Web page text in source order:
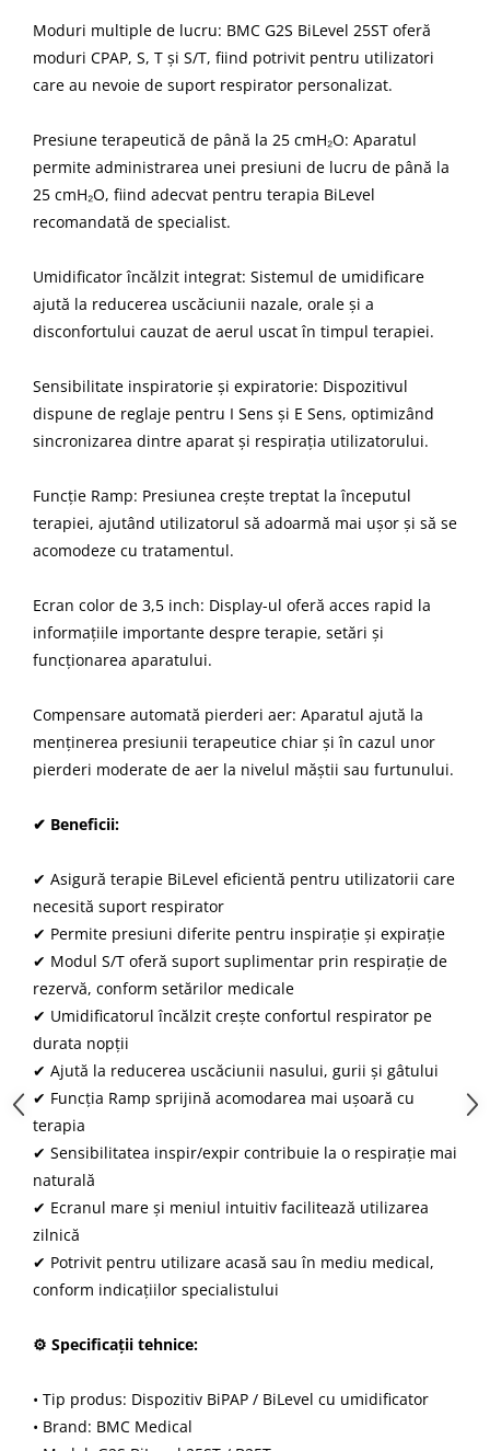
Moduri multiple de lucru: BMC G2S BiLevel 25ST oferă
moduri CPAP, S, T și S/T, fiind potrivit pentru utilizatori
care au nevoie de suport respirator personalizat.
Presiune terapeutică de până la 25 cmH₂O: Aparatul
permite administrarea unei presiuni de lucru de până la
25 cmH₂O, fiind adecvat pentru terapia BiLevel
recomandată de specialist.
Umidificator încălzit integrat: Sistemul de umidificare
ajută la reducerea uscăciunii nazale, orale și a
disconfortului cauzat de aerul uscat în timpul terapiei.
Sensibilitate inspiratorie și expiratorie: Dispozitivul
dispune de reglaje pentru I Sens și E Sens, optimizând
sincronizarea dintre aparat și respirația utilizatorului.
Funcție Ramp: Presiunea crește treptat la începutul
terapiei, ajutând utilizatorul să adoarmă mai ușor și să se
acomodeze cu tratamentul.
Ecran color de 3,5 inch: Display-ul oferă acces rapid la
informațiile importante despre terapie, setări și
funcționarea aparatului.
Compensare automată pierderi aer: Aparatul ajută la
menținerea presiunii terapeutice chiar și în cazul unor
pierderi moderate de aer la nivelul măștii sau furtunului.
✔ Beneficii:
✔ Asigură terapie BiLevel eficientă pentru utilizatorii care
necesită suport respirator
✔ Permite presiuni diferite pentru inspirație și expirație
✔ Modul S/T oferă suport suplimentar prin respirație de
rezervă, conform setărilor medicale
✔ Umidificatorul încălzit crește confortul respirator pe
durata nopții
✔ Ajută la reducerea uscăciunii nasului, gurii și gâtului
✔ Funcția Ramp sprijină acomodarea mai ușoară cu
terapia
✔ Sensibilitatea inspir/expir contribuie la o respirație mai
naturală
✔ Ecranul mare și meniul intuitiv facilitează utilizarea
zilnică
✔ Potrivit pentru utilizare acasă sau în mediu medical,
conform indicațiilor specialistului
⚙ Specificații tehnice:
• Tip produs: Dispozitiv BiPAP / BiLevel cu umidificator
• Brand: BMC Medical